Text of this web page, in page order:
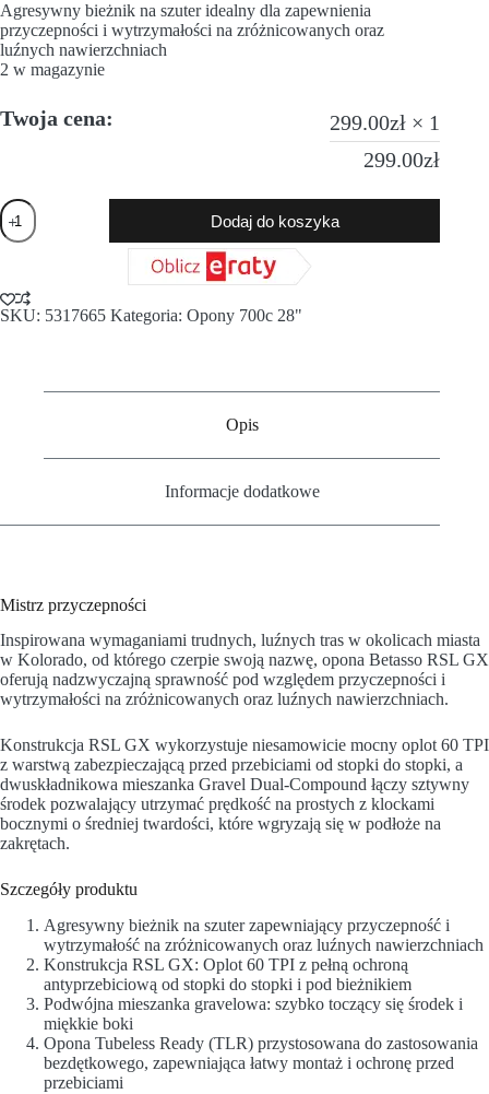
Agresywny bieżnik na szuter idealny dla zapewnienia
przyczepności i wytrzymałości na zróżnicowanych oraz
luźnych nawierzchniach
2 w magazynie
Twoja cena: 299.00zł × 1
299.00zł
Dodaj do koszyka
SKU: 5317665 Kategoria: Opony 700c 28"
Opis
Informacje dodatkowe
Mistrz przyczepności
Inspirowana wymaganiami trudnych, luźnych tras w okolicach miasta
w Kolorado, od którego czerpie swoją nazwę, opona Betasso RSL GX
oferują nadzwyczajną sprawność pod względem przyczepności i
wytrzymałości na zróżnicowanych oraz luźnych nawierzchniach.
Konstrukcja RSL GX wykorzystuje niesamowicie mocny oplot 60 TPI
z warstwą zabezpieczającą przed przebiciami od stopki do stopki, a
dwuskładnikowa mieszanka Gravel Dual-Compound łączy sztywny
środek pozwalający utrzymać prędkość na prostych z klockami
bocznymi o średniej twardości, które wgryzają się w podłoże na
zakrętach.
Szczegóły produktu
Agresywny bieżnik na szuter zapewniający przyczepność i
wytrzymałość na zróżnicowanych oraz luźnych nawierzchniach
Konstrukcja RSL GX: Oplot 60 TPI z pełną ochroną
antyprzebiciową od stopki do stopki i pod bieżnikiem
Podwójna mieszanka gravelowa: szybko toczący się środek i
miękkie boki
Opona Tubeless Ready (TLR) przystosowana do zastosowania
bezdętkowego, zapewniająca łatwy montaż i ochronę przed
przebiciami